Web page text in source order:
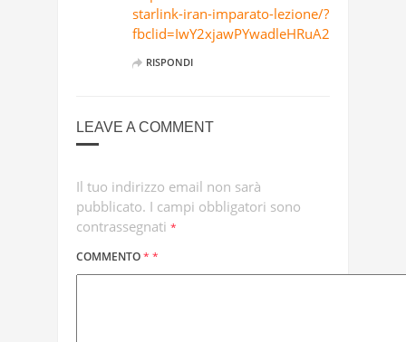
starlink-iran-imparato-lezione/?
RISPONDI
LEAVE A COMMENT
Il tuo indirizzo email non sarà
pubblicato. I campi obbligatori sono
contrassegnati *
COMMENTO* *